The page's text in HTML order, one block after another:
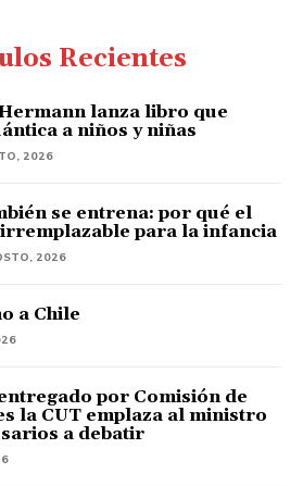
Recientes
lanza libro que
a niños y niñas
2026
se entrena: por qué el
para la infancia
2026
a Chile
por Comisión de
la CUT emplaza al ministro
a debatir